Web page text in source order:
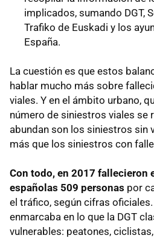
implicados, sumando DGT,
Trafiko de Euskadi y los
España.
La cuestión es que estos
hablar mucho más sobre
viales. Y en el ámbito urbano,
número de siniestros viales se
abundan son los siniestros sin
más que los siniestros con
Con todo, en 2017 fallecieron
españolas 509 personas por
el tráfico, según cifras oficiales.
enmarcaba en lo que la DGT
vulnerables: peatones,